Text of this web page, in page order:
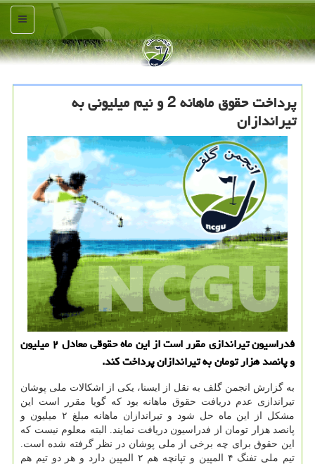
منو
پرداخت حقوق ماهانه 2 و نیم میلیونی به
تیراندازان
فدراسیون تیراندازی مقرر است از این ماه حقوقی معادل ۲ میلیون
و پانصد هزار تومان به تیراندازان پرداخت كند.
به گزارش انجمن گلف به نقل از ایسنا، یکی از اشکالات ملی پوشان
تیراندازی عدم دریافت حقوق ماهانه بود که گویا مقرر است این
مشکل از این ماه حل شود و تیراندازان ماهانه مبلغ ۲ میلیون و
پانصد هزار تومان از فدراسیون دریافت نمایند. البته معلوم نیست که
این حقوق برای چه برخی از ملی پوشان در نظر گرفته شده است.
تیم ملی تفنگ ۴ المپین و تپانچه هم ۲ المپین دارد و هر دو تیم هم